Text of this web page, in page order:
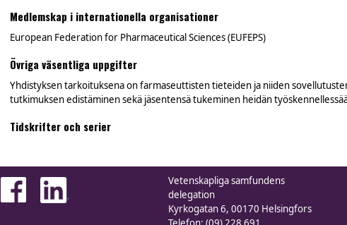
Medlemskap i internationella organisationer
European Federation for Pharmaceutical Sciences (EUFEPS)
Övriga väsentliga uppgifter
Yhdistyksen tarkoituksena on farmaseuttisten tieteiden ja niiden
tutkimuksen edistäminen sekä jäsentensä tukeminen heidän
Tidskrifter och serier
Vetenskapliga samfundens
delegation
Kyrkogatan 6, 00170 Helsingfors